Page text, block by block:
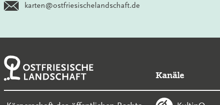
karten@ostfriesischelandschaft.de
Kanäle